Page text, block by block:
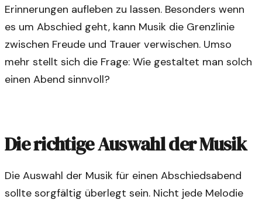
Erinnerungen aufleben zu lassen. Besonders wenn
es um Abschied geht, kann Musik die Grenzlinie
zwischen Freude und Trauer verwischen. Umso
mehr stellt sich die Frage: Wie gestaltet man solch
einen Abend sinnvoll?
Die richtige Auswahl der Musik
Die Auswahl der Musik für einen Abschiedsabend
sollte sorgfältig überlegt sein. Nicht jede Melodie